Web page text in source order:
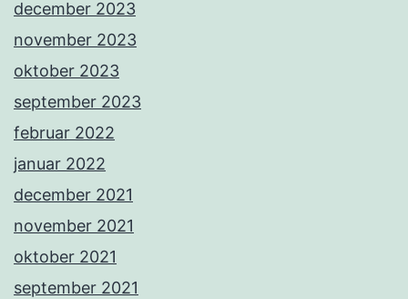
december 2023
november 2023
oktober 2023
september 2023
februar 2022
januar 2022
december 2021
november 2021
oktober 2021
september 2021